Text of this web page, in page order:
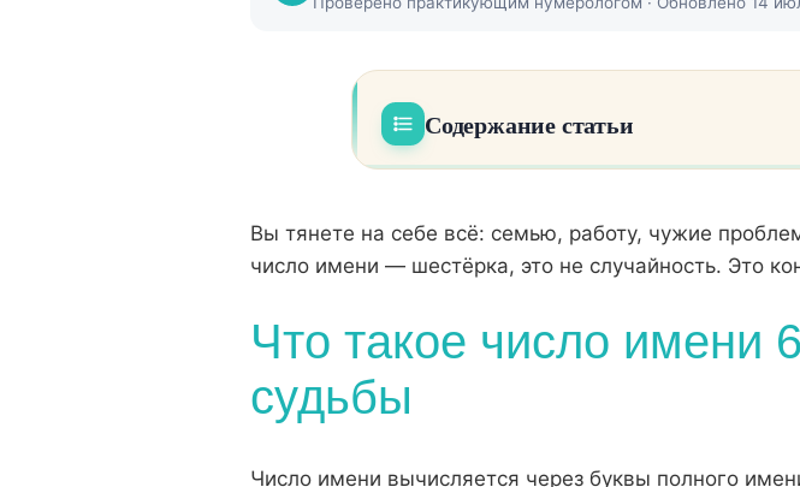
Содержание статьи
02 Расшифровка числа 6: почему «забота»
04 Проработка гиперответственности:
05
Вы тянете на себе всё: семью, работу, чужие
число имени — шестёрка, это не случайность. Это
Что такое число имени
судьбы
Число имени вычисляется через буквы полного